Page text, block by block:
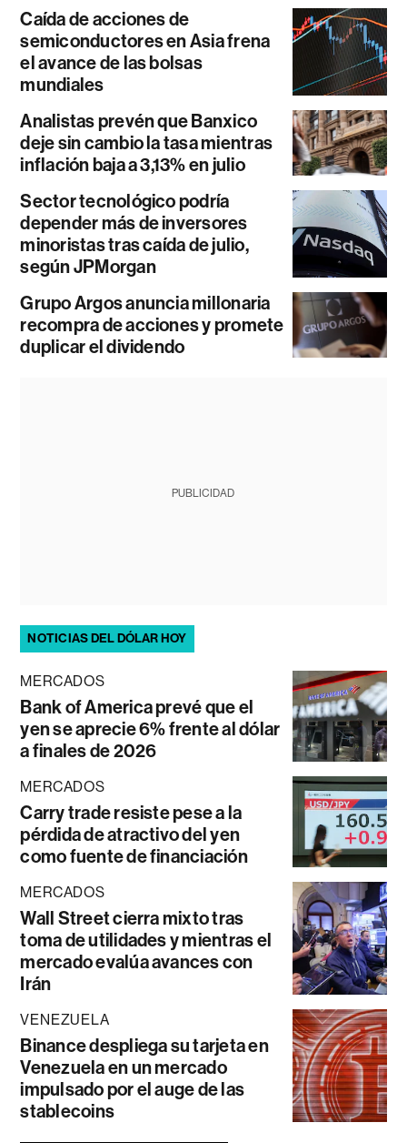
Caída de acciones de
semiconductores en Asia frena
el avance de las bolsas
mundiales
Analistas prevén que Banxico
deje sin cambio la tasa mientras
inflación baja a 3,13% en julio
Sector tecnológico podría
depender más de inversores
minoristas tras caída de julio,
según JPMorgan
Grupo Argos anuncia millonaria
recompra de acciones y promete
duplicar el dividendo
PUBLICIDAD
NOTICIAS DEL DÓLAR HOY
MERCADOS
Bank of America prevé que el
yen se aprecie 6% frente al dólar
a finales de 2026
MERCADOS
Carry trade resiste pese a la
pérdida de atractivo del yen
como fuente de financiación
MERCADOS
Wall Street cierra mixto tras
toma de utilidades y mientras el
mercado evalúa avances con
Irán
VENEZUELA
Binance despliega su tarjeta en
Venezuela en un mercado
impulsado por el auge de las
stablecoins